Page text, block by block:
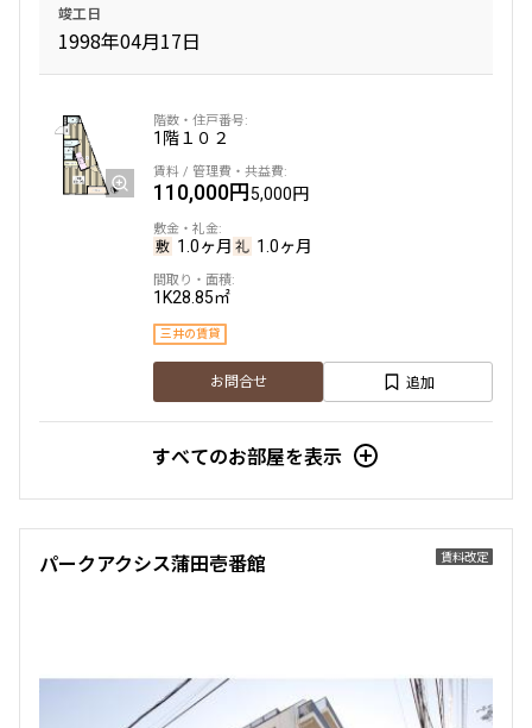
竣工日
1998年04月17日
1階１０２
110,000円5,000円
1.0ヶ月 1.0ヶ月
1K28.85㎡
三井の賃貸
お問合せ 追加
すべてのお部屋を表示
賃料改定
パークアクシス蒲田壱番館